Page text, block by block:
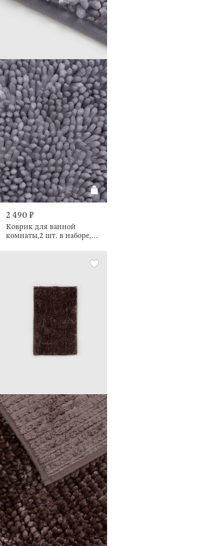
2 490 ₽
Коврик для ванной
комнаты,2 шт. в наборе,